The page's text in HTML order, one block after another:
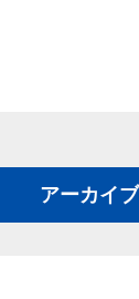
アーカイブ